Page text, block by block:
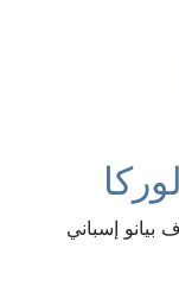
إسباني